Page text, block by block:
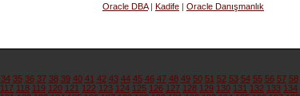
Oracle DBA| Kadife| Oracle Danışmanlık
34 35 36 37 38 39 40 41 42 43 44 45 46 47 48 49 50 51 52 53 54 55 56 57 58
117 118 119 120 121 122 123 124 125 126 127 128 129 130 131 132 133 134